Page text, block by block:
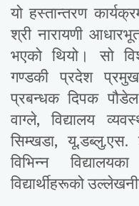
यो हस्तान्तरण
श्री नारायणी
भएको थियो। सो
गण्डकी प्रदेश
प्रबन्धक दिपक
वाग्ले, विद्यालय
सिम्खडा, यू.डब्लु.एस.
विभिन्न
विद्यार्थीहरूको